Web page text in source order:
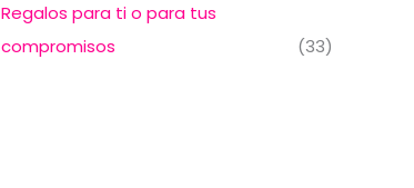
Regalos para ti o para tus
compromisos
(33)